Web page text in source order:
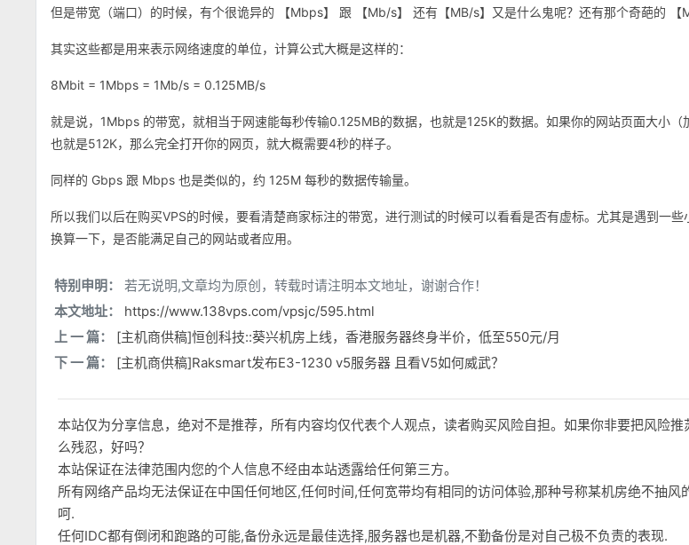
但是带宽（端口）的时候，有个很诡异的 【Mbps】 跟 【Mb/s】 还有【MB/s】又是什么鬼呢？还有那个奇葩的 【
其实这些都是用来表示网络速度的单位，计算公式大概是这样的：
8Mbit = 1Mbps = 1Mb/s = 0.125MB/s
就是说，1Mbps 的带宽，就相当于网速能每秒传输0.125MB的数据，也就是125K的数据。如果你的网站页面大小（
也就是512K，那么完全打开你的网页，就大概需要4秒的样子。
同样的 Gbps 跟 Mbps 也是类似的，约 125M 每秒的数据传输量。
所以我们以后在购买VPS的时候，要看清楚商家标注的带宽，进行测试的时候可以看看是否有虚标。尤其是遇到一些
换算一下，是否能满足自己的网站或者应用。
特别申明：
若无说明,文章均为原创，转载时请注明本文地址，谢谢合作！
本文地址：
https://www.138vps.com/vpsjc/595.html
上 一 篇：
[主机商供稿]恒创科技::葵兴机房上线，香港服务器终身半价，低至550元/月
下 一 篇：
[主机商供稿]Raksmart发布E3-1230 v5服务器 且看V5如何威武？
本站仅为分享信息，绝对不是推荐，所有内容均仅代表个人观点，读者购买风险自担。如果你非要把风险推
么残忍，好吗？
本站保证在法律范围内您的个人信息不经由本站透露给任何第三方。
所有网络产品均无法保证在中国任何地区,任何时间,任何宽带均有相同的访问体验,那种号称某机房绝不抽风
呵.
任何IDC都有倒闭和跑路的可能,备份永远是最佳选择,服务器也是机器,不勤备份是对自己极不负责的表现.